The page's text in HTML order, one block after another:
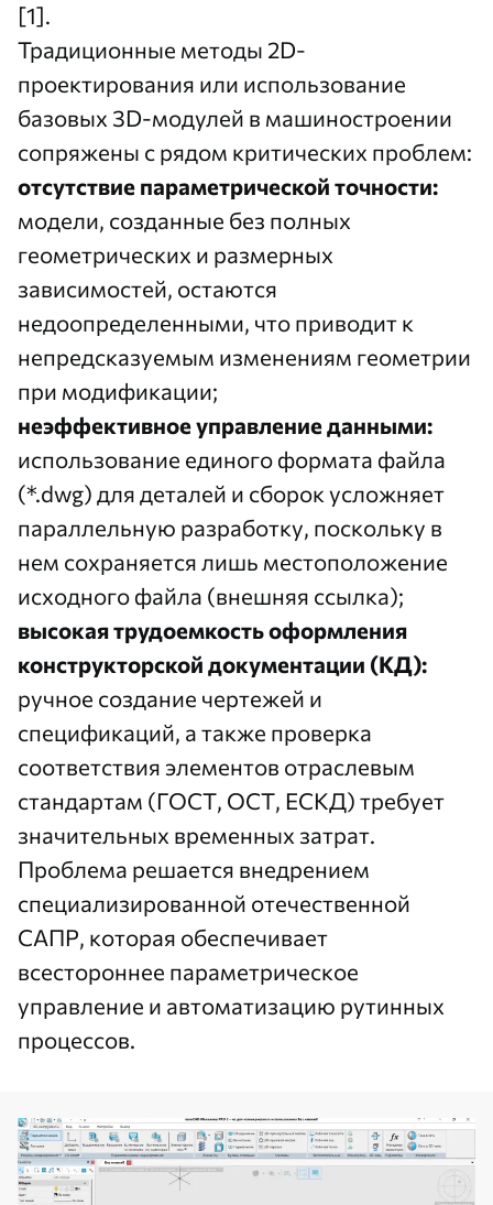
[1].
Традиционные методы 2D-
проектирования или использование
базовых 3D-модулей в машиностроении
сопряжены с рядом критических проблем:
отсутствие параметрической точности:
модели, созданные без полных
геометрических и размерных
зависимостей, остаются
недоопределенными, что приводит к
непредсказуемым изменениям геометрии
при модификации;
неэффективное управление данными:
использование единого формата файла
(*.dwg) для деталей и сборок усложняет
параллельную разработку, поскольку в
нем сохраняется лишь местоположение
исходного файла (внешняя ссылка);
высокая трудоемкость оформления
конструкторской документации (КД):
ручное создание чертежей и
спецификаций, а также проверка
соответствия элементов отраслевым
стандартам (ГОСТ, ОСТ, ЕСКД) требует
значительных временных затрат.
Проблема решается внедрением
специализированной отечественной
САПР, которая обеспечивает
всестороннее параметрическое
управление и автоматизацию рутинных
процессов.